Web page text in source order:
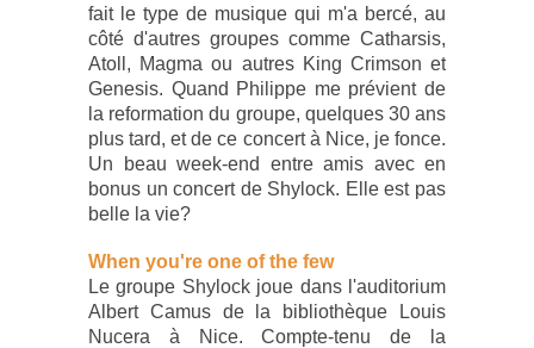
fait le type de musique qui m'a bercé, au
côté d'autres groupes comme Catharsis,
Atoll, Magma ou autres King Crimson et
Genesis. Quand Philippe me prévient de
la reformation du groupe, quelques 30 ans
plus tard, et de ce concert à Nice, je fonce.
Un beau week-end entre amis avec en
bonus un concert de Shylock. Elle est pas
belle la vie?
When you're one of the few
Le groupe Shylock joue dans l'auditorium
Albert Camus de la bibliothèque Louis
Nucera à Nice. Compte-tenu de la